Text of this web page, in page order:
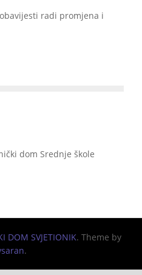
radi promjena i
dom Srednje škole
DOM SVJETIONIK. Theme by
.